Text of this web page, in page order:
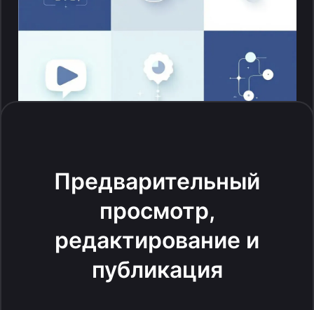
Предварительный
просмотр,
редактирование и
публикация